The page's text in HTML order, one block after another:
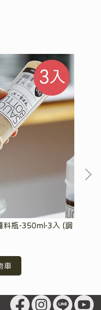
料瓶-350ml-3入 (調
車